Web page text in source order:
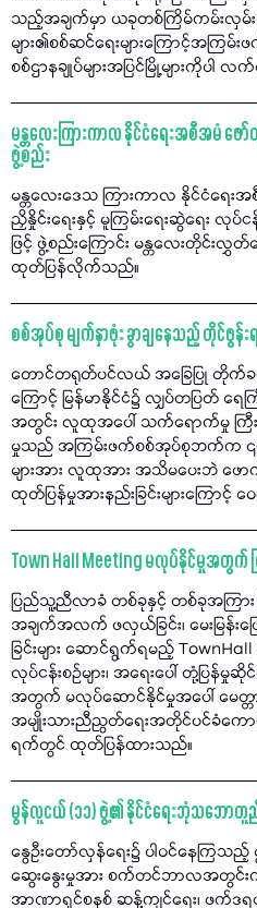
သည့်အချက်မှာ ယခုတစ်ကြိမ်ကမ်းလှမ်းချိ
များ၏စစ်ဆင်ရေးများကြောင့်အကြမ်
စစ်ဌာနချုပ်များအပြင်မြို့များကိုပါ
မန္တလေးကြားကာလ နိုင်ငံရေးအစီအမံ ဖ
ဖွဲ့စည်း
မန္တလေးဒေသ ကြားကာလ နိုင်ငံရေ
ညှိနှိုင်းရေးနှင့် မူကြမ်းရေးဆွဲရေး လု
ဖြင့် ဖွဲ့စည်းကြောင်း မန္တလေးတို
ထုတ်ပြန်လိုက်သည်။
စစ်အုပ်စု မျက်နှာဖုံး ခွာချနေသည့် တိုင်ဖွန်း
တောင်တရုတ်ပင်လယ် အခြေပြု တိုက်ခ
ကြောင့် မြန်မာနိုင်ငံ၌ လျှပ်တပြတ် ရေ
အတွင်း လူထုအပေါ် သက်ရောက်မှု ကြီး
မှုသည် အကြမ်းဖက်စစ်အုပ်စုဘက်က ၎
များအား လူထုအား အသိမပေးဘဲ ဖော
ထုတ်ပြန်မှုအားနည်းခြင်းများကြောင့် ဝ
Town Hall Meeting မလုပ်နိုင်မှုအတွက် ပ
ပြည်သူ့ညီလာခံ တစ်ခုနှင့် တစ်ခုအကြား
အချက်အလက် ဖလှယ်ခြင်း၊ မေးမြန်းဖြ
ခြင်းများ ဆောင်ရွက်ရမည့်
လုပ်ငန်းစဉ်များ၊ အရေးပေါ် တုံ့ပြန်
အတွက် မလုပ်ဆောင်နိုင်မှုအပေါ် မေတ္တာ
အမျိုးသားညီညွတ်ရေးအတိုင်ပင်ခံကေ
ရက်တွင် ထုတ်ပြန်ထားသည်။
မွန်လူငယ် (၁၁) ဖွဲ့၏ နိုင်ငံရေးဘုံသဘောတူ
နွေဦးတော်လှန်ရေး၌ ပါဝင်နေကြသ
ဆွေးနွေးမှုအား စက်တင်ဘာလအတွင်း
အာဏာရှင်စနစ် ဆန့်ကျင်ရေး၊ ဖက်ဒ